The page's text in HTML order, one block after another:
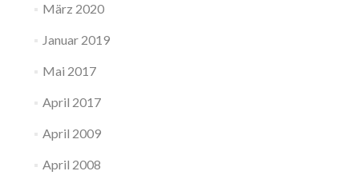
März 2020
Januar 2019
Mai 2017
April 2017
April 2009
April 2008